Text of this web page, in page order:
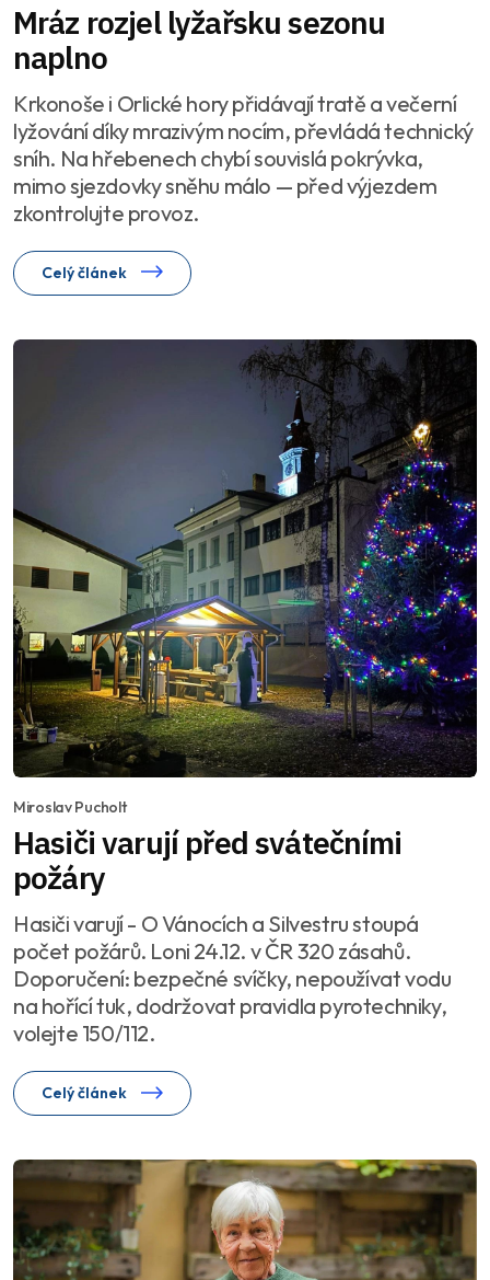
Mráz rozjel lyžařsku sezonu
naplno
Krkonoše i Orlické hory přidávají tratě a večerní
lyžování díky mrazivým nocím, převládá technický
sníh. Na hřebenech chybí souvislá pokrývka,
mimo sjezdovky sněhu málo — před výjezdem
zkontrolujte provoz.
Celý článek
Miroslav Pucholt
Hasiči varují před svátečními
požáry
Hasiči varují - O Vánocích a Silvestru stoupá
počet požárů. Loni 24.12. v ČR 320 zásahů.
Doporučení: bezpečné svíčky, nepoužívat vodu
na hořící tuk, dodržovat pravidla pyrotechniky,
volejte 150/112.
Celý článek